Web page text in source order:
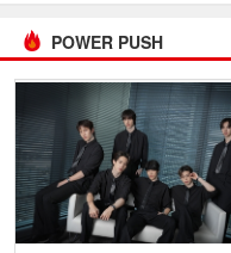
POWER PUSH